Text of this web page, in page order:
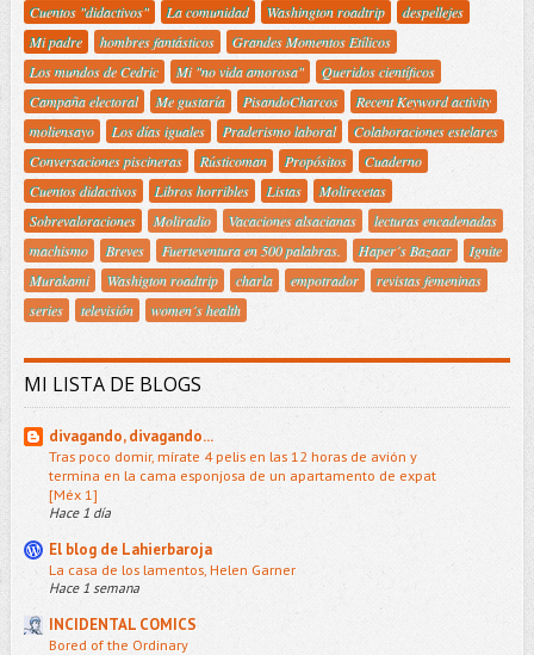
Cuentos "didactivos"
La comunidad Washington roadtrip
despellejes
Mi padre
hombres fantásticos
Grandes Momentos Etílicos
Los mundos de Cedric
Mi "no vida amorosa"
Queridos científicos
Campaña electoral
Me gustaría PisandoCharcos
Recent Keyword activity
moliensayo
Los días iguales Praderismo laboral
Colaboraciones estelares
Conversaciones piscineras
Rústicoman Propósitos
Cuaderno
Cuentos didactivos
Libros horribles Listas
Molirecetas
Sobrevaloraciones
Moliradio Vacaciones alsacianas
lecturas encadenadas
machismo
Breves Fuerteventura en 500 palabras. Haper´s Bazaar
Ignite
Murakami
Washigton roadtrip charla empotrador
revistas femeninas
series
televisión women´s health
MI LISTA DE BLOGS
divagando, divagando...
Tras poco domir, mírate 4 pelis en las 12 horas de avión y
termina en la cama esponjosa de un apartamento de expat
[Méx 1]
Hace 1 día
El blog de Lahierbaroja
La casa de los lamentos, Helen Garner
Hace 1 semana
INCIDENTAL COMICS
Bored of the Ordinary